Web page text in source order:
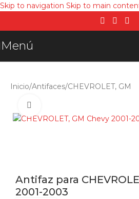
Skip to navigation Skip to main
Menú
Inicio/Antifaces/CHEVROLET, GM
Antifaz para
2001-2003